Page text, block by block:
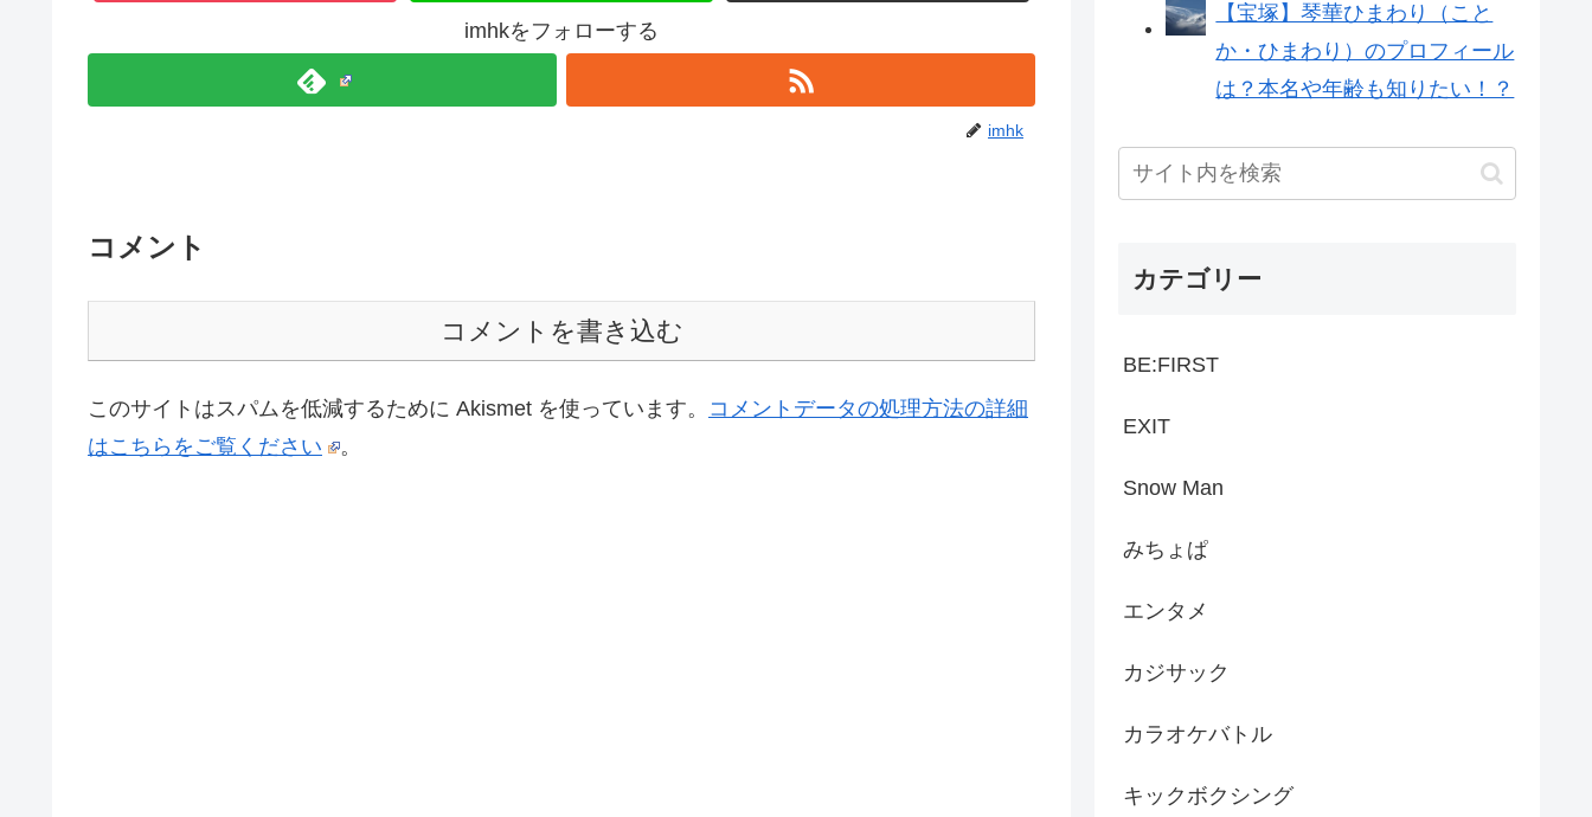
imhkをフォローする
imhk
コメント
コメントを書き込む
このサイトはスパムを低減するために Akismet を使っています。 コメントデータの処理方法の詳細
はこちらをご覧ください
。
【宝塚】琴華ひまわり（こと
か・ひまわり）のプロフィール
は？本名や年齢も知りたい！？
カテゴリー
BE:FIRST
EXIT
Snow Man
みちょぱ
エンタメ
カジサック
カラオケバトル
キックボクシング